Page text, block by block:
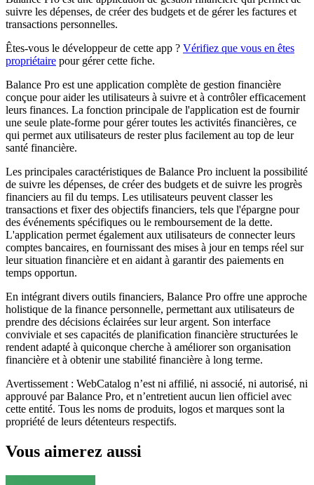
suivre les dépenses, de créer des budgets et de gérer les factures et
transactions personnelles.
Êtes-vous le développeur de cette app ? Vérifiez que vous en êtes
propriétaire pour gérer cette fiche.
Balance Pro est une application complète de gestion financière
conçue pour aider les utilisateurs à suivre et à contrôler efficacement
leurs finances. La fonction principale de l'application est de fournir
une seule plate-forme pour gérer toutes les activités financières, ce
qui permet aux utilisateurs de rester plus facilement au top de leur
santé financière.
Les principales caractéristiques de Balance Pro incluent la possibilité
de suivre les dépenses, de créer des budgets et de suivre les progrès
financiers au fil du temps. Les utilisateurs peuvent classer les
transactions et fixer des objectifs financiers, tels que l'épargne pour
des événements spécifiques ou le remboursement de la dette.
L'application permet également aux utilisateurs de connecter leurs
comptes bancaires, en fournissant des mises à jour en temps réel sur
leur situation financière et en aidant à garantir des paiements en
temps opportun.
En intégrant divers outils financiers, Balance Pro offre une approche
holistique de la finance personnelle, permettant aux utilisateurs de
prendre des décisions éclairées sur leur argent. Son interface
conviviale et ses capacités de planification financière structurées le
rendent adapté à quiconque cherche à améliorer son organisation
financière et à obtenir une stabilité financière à long terme.
Avertissement : WebCatalog n’est ni affilié, ni associé, ni autorisé, ni
approuvé par Balance Pro, et n’entretient aucun lien officiel avec
cette entité. Tous les noms de produits, logos et marques sont la
propriété de leurs détenteurs respectifs.
Vous aimerez aussi